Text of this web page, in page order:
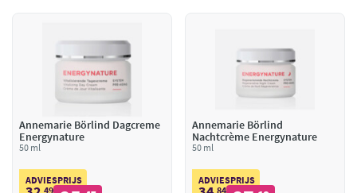
Annemarie Börlind Dagcreme
Energynature
50 ml
ADVIESPRIJS
49
Annemarie Börlind
Nachtcrème Energynature
50 ml
ADVIESPRIJS
84